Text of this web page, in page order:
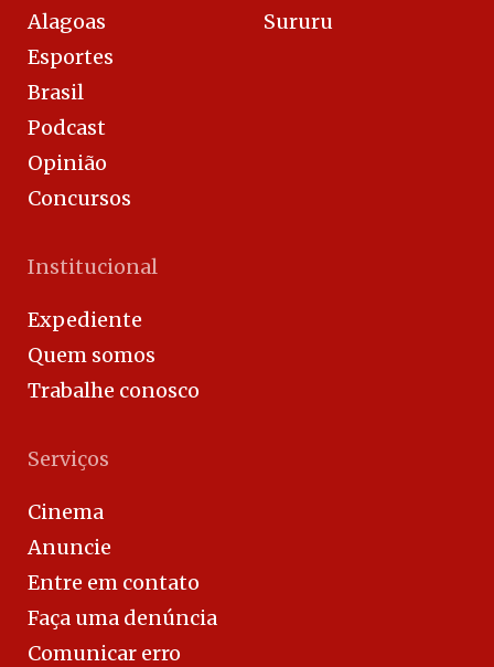
Alagoas
Esportes
Brasil
Podcast
Opinião
Concursos
Sururu
Institucional
Expediente
Quem somos
Trabalhe conosco
Serviços
Cinema
Anuncie
Entre em contato
Faça uma denúncia
Comunicar erro